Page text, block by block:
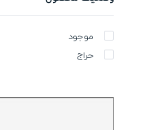
موجود
حراج